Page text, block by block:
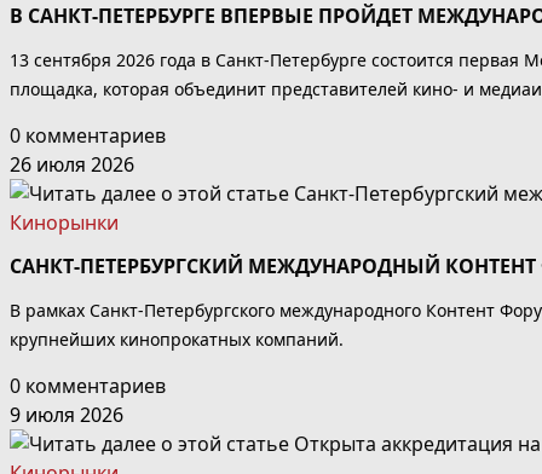
В САНКТ-ПЕТЕРБУРГЕ ВПЕРВЫЕ ПРОЙДЕТ
13 сентября 2026 года в Санкт-Петербурге состоится
площадка, которая объединит представителей кино- и
0 комментариев
26 июля 2026
Кинорынки
САНКТ-ПЕТЕРБУРГСКИЙ МЕЖДУНАРОДНЫЙ
В рамках Санкт-Петербургского международного Контент
крупнейших кинопрокатных компаний.
0 комментариев
9 июля 2026